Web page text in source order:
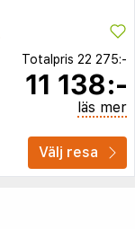
Totalpris 22 275:-
11 138:-
läs mer
Välj resa